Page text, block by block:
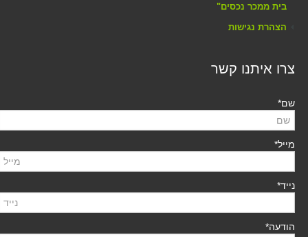
בית ממכר נכסים"
הצהרת נגישות
צרו איתנו קשר
שם*
מייל*
נייד*
הודעה*